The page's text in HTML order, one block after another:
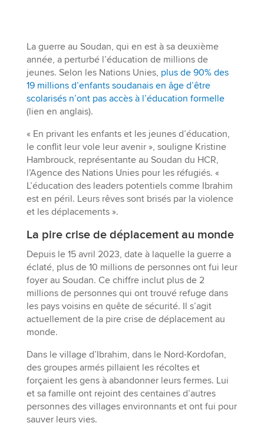
La guerre au Soudan, qui en est à sa deuxième
année, a perturbé l’éducation de millions de
jeunes. Selon les Nations Unies, plus de 90% des
19 millions d’enfants soudanais en âge d’être
scolarisés n’ont pas accès à l’éducation formelle
(lien en anglais).
« En privant les enfants et les jeunes d’éducation,
le conflit leur vole leur avenir », souligne Kristine
Hambrouck, représentante au Soudan du HCR,
l’Agence des Nations Unies pour les réfugiés. «
L’éducation des leaders potentiels comme Ibrahim
est en péril. Leurs rêves sont brisés par la violence
et les déplacements ».
La pire crise de déplacement au monde
Depuis le 15 avril 2023, date à laquelle la guerre a
éclaté, plus de 10 millions de personnes ont fui leur
foyer au Soudan. Ce chiffre inclut plus de 2
millions de personnes qui ont trouvé refuge dans
les pays voisins en quête de sécurité. Il s’agit
actuellement de la pire crise de déplacement au
monde.
Dans le village d’Ibrahim, dans le Nord-Kordofan,
des groupes armés pillaient les récoltes et
forçaient les gens à abandonner leurs fermes. Lui
et sa famille ont rejoint des centaines d’autres
personnes des villages environnants et ont fui pour
sauver leurs vies.